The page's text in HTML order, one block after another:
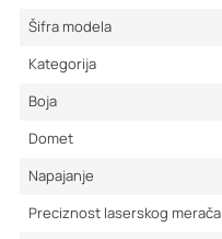
Šifra modela
Kategorija
Boja
Domet
Napajanje
Preciznost laserskog merača